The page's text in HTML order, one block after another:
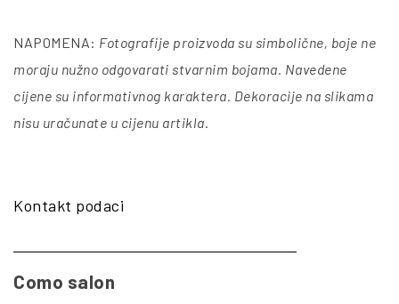
NAPOMENA: Fotografije proizvoda su simbolične, boje ne
moraju nužno odgovarati stvarnim bojama. Navedene
cijene su informativnog karaktera. Dekoracije na slikama
nisu uračunate u cijenu artikla.
Kontakt podaci
Como salon